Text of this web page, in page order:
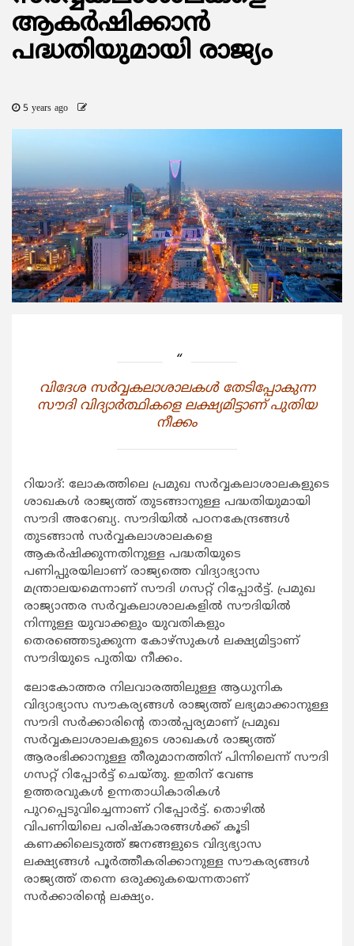
ആകര്‍ഷിക്കാന്‍
പദ്ധതിയുമായി രാജ്യം
5 years ago
വിദേശ സര്‍വ്വകലാശാലകള്‍ തേടിപ്പോകുന്ന
സൗദി വിദ്യാര്‍ത്ഥികളെ ലക്ഷ്യമിട്ടാണ് പുതിയ
നീക്കം
റിയാദ്‌: ലോകത്തിലെ പ്രമുഖ സര്‍വ്വകലാശാലകളുടെ
ശാഖകള്‍ രാജ്യത്ത് തുടങ്ങാനുള്ള പദ്ധതിയുമായി
സൗദി അറേബ്യ. സൗദിയില്‍ പഠനകേന്ദ്രങ്ങള്‍
തുടങ്ങാന്‍ സര്‍വ്വകലാശാലകളെ
ആകര്‍ഷിക്കുന്നതിനുള്ള പദ്ധതിയുടെ
പണിപ്പുരയിലാണ് രാജ്യത്തെ വിദ്യാഭ്യാസ
മന്ത്രാലയമെന്നാണ് സൗദി ഗസറ്റ് റിപ്പോര്‍ട്ട്. പ്രമുഖ
രാജ്യാന്തര സര്‍വ്വകലാശാലകളില്‍ സൗദിയില്‍
നിന്നുള്ള യുവാക്കളും യുവതികളും
തെരഞ്ഞെടുക്കുന്ന കോഴ്‌സുകള്‍ ലക്ഷ്യമിട്ടാണ്
സൗദിയുടെ പുതിയ നീക്കം.
ലോകോത്തര നിലവാരത്തിലുള്ള ആധുനിക
വിദ്യാഭ്യാസ സൗകര്യങ്ങള്‍ രാജ്യത്ത് ലഭ്യമാക്കാനുള്ള
സൗദി സര്‍ക്കാരിന്റെ താല്‍പ്പര്യമാണ് പ്രമുഖ
സര്‍വ്വകലാശാലകളുടെ ശാഖകള്‍ രാജ്യത്ത്
ആരംഭിക്കാനുള്ള തീരുമാനത്തിന് പിന്നിലെന്ന് സൗദി
ഗസറ്റ് റിപ്പോര്‍ട്ട് ചെയ്തു. ഇതിന് വേണ്ട
ഉത്തരവുകള്‍ ഉന്നതാധികാരികള്‍
പുറപ്പെടുവിച്ചെന്നാണ് റിപ്പോര്‍ട്ട്. തൊഴില്‍
വിപണിയിലെ പരിഷ്‌കാരങ്ങള്‍ക്ക് കൂടി
കണക്കിലെടുത്ത് ജനങ്ങളുടെ വിദ്യഭ്യാസ
ലക്ഷ്യങ്ങള്‍ പൂര്‍ത്തീകരിക്കാനുള്ള സൗകര്യങ്ങള്‍
രാജ്യത്ത് തന്നെ ഒരുക്കുകയെന്നതാണ്
സര്‍ക്കാരിന്റെ ലക്ഷ്യം.